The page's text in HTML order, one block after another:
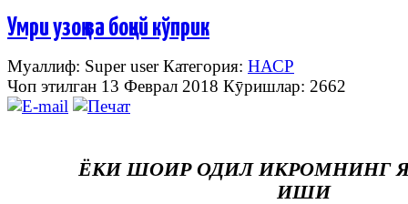
Умри узоқ ва боқий кўприк
Муаллиф: Super userКатегория: НАСР
Чоп этилган 13 Феврал 2018 Кӯришлар: 2662
ЁКИ ШОИР ОДИЛ ИКРОМНИНГ
ИШИ